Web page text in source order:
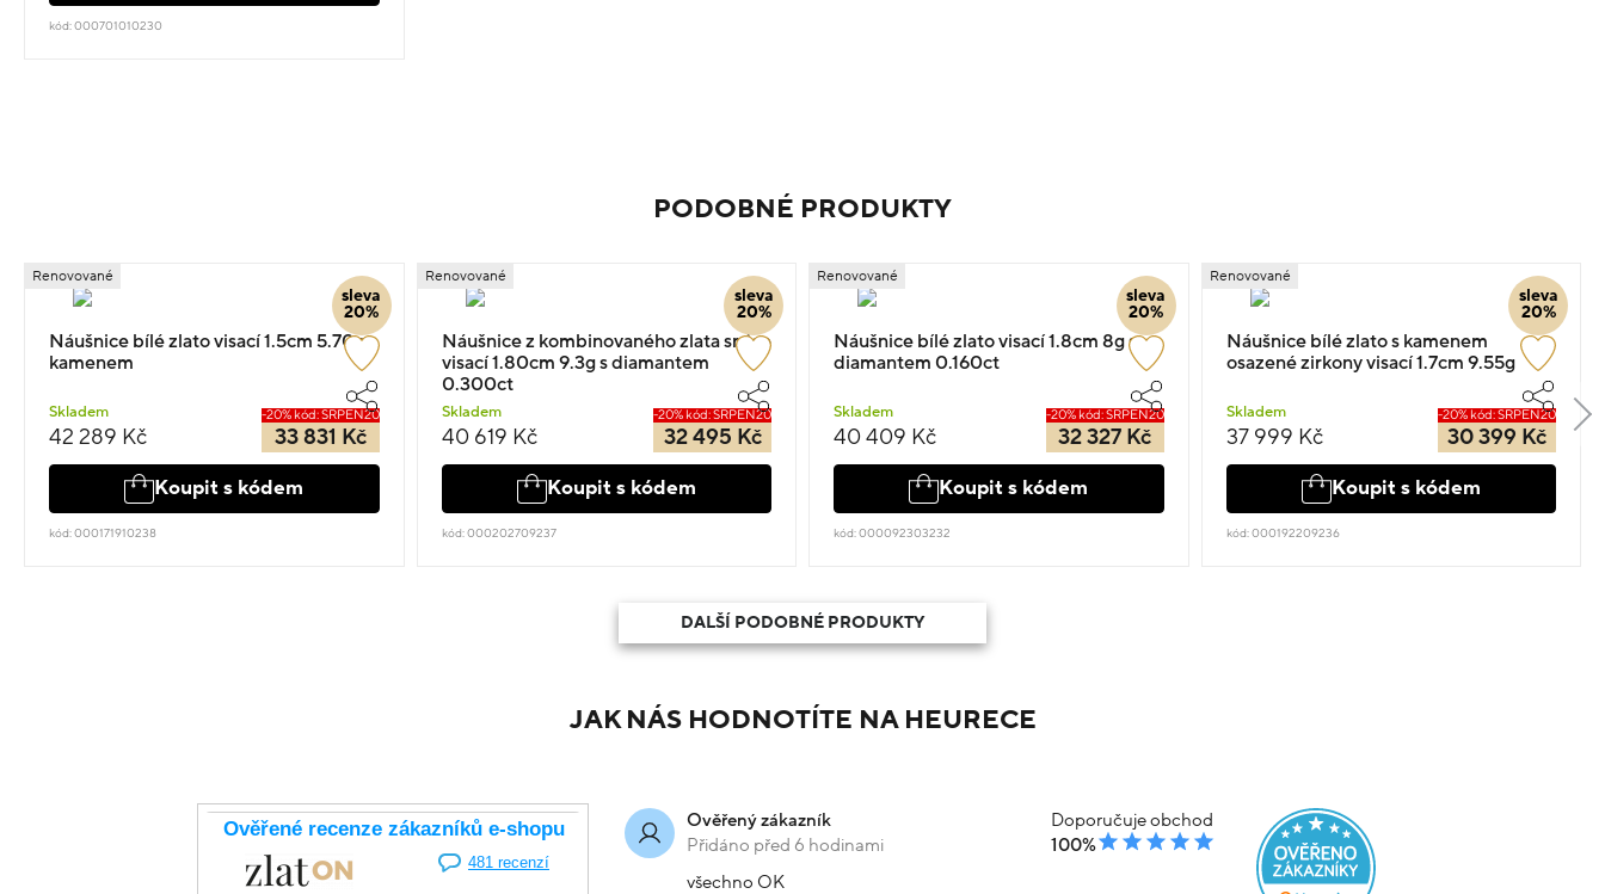
kód: 000701010230
PODOBNÉ PRODUKTY
sleva
20%
Renovované
Náušnice bílé zlato visací 1.5cm 5.70g s
kamenem
Skladem
42 289 Kč
-20% kód: SRPEN20
33 831 Kč
Koupit s kódem
kód: 000171910238
sleva
20%
Renovované
Náušnice z kombinovaného zlata srdce
visací 1.80cm 9.3g s diamantem
0.300ct
Skladem
40 619 Kč
-20% kód: SRPEN20
32 495 Kč
Koupit s kódem
kód: 000202709237
sleva
20%
Renovované
Náušnice bílé zlato visací 1.8cm 8g s
diamantem 0.160ct
Skladem
40 409 Kč
-20% kód: SRPEN20
32 327 Kč
Koupit s kódem
kód: 000092303232
sleva
20%
Renovované
Náušnice bílé zlato s kamenem
osazené zirkony visací 1.7cm 9.55g
Skladem
37 999 Kč
-20% kód: SRPEN20
30 399 Kč
Koupit s kódem
kód: 000192209236
DALŠÍ PODOBNÉ PRODUKTY
JAK NÁS HODNOTÍTE NA HEURECE
Ověřený zákazník
Přidáno před 6 hodinami
Doporučuje obchod
100%
všechno OK